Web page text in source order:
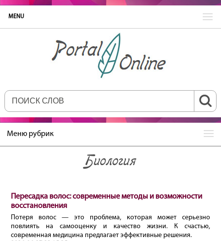
MENU
Меню рубрик
Биология
Пересадка волос: современные методы и возможности
восстановления
Потеря волос — это проблема, которая может серьезно
повлиять на самооценку и качество жизни. К счастью,
современная медицина предлагает эффективные решения.